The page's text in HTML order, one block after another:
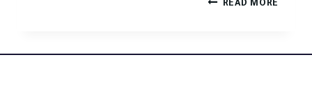
READ MORE
القانون